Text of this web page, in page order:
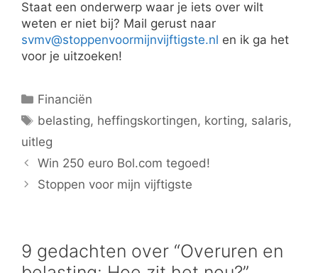
Staat een onderwerp waar je iets over wilt
weten er niet bij? Mail gerust naar
svmv@stoppenvoormijnvijftigste.nl en ik ga het
voor je uitzoeken!
Categorieën
Financiën
Tags
belasting, heffingskortingen, korting, salaris,
uitleg
Win 250 euro Bol.com tegoed!
Stoppen voor mijn vijftigste
9 gedachten over “Overuren en